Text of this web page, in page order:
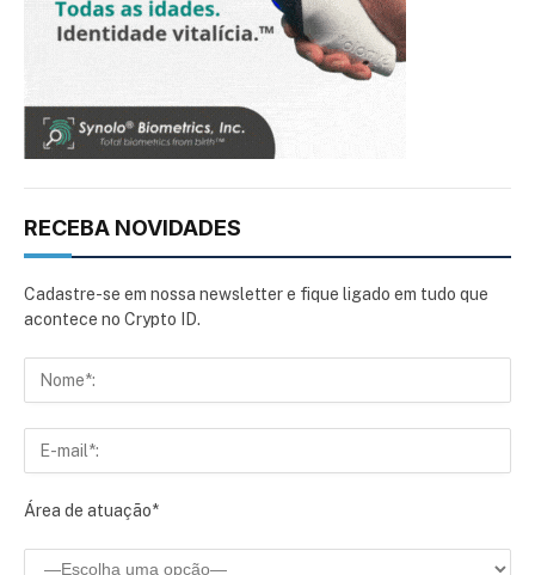
RECEBA NOVIDADES
Cadastre-se em nossa newsletter e fique ligado em tudo que
acontece no Crypto ID.
Área de atuação*